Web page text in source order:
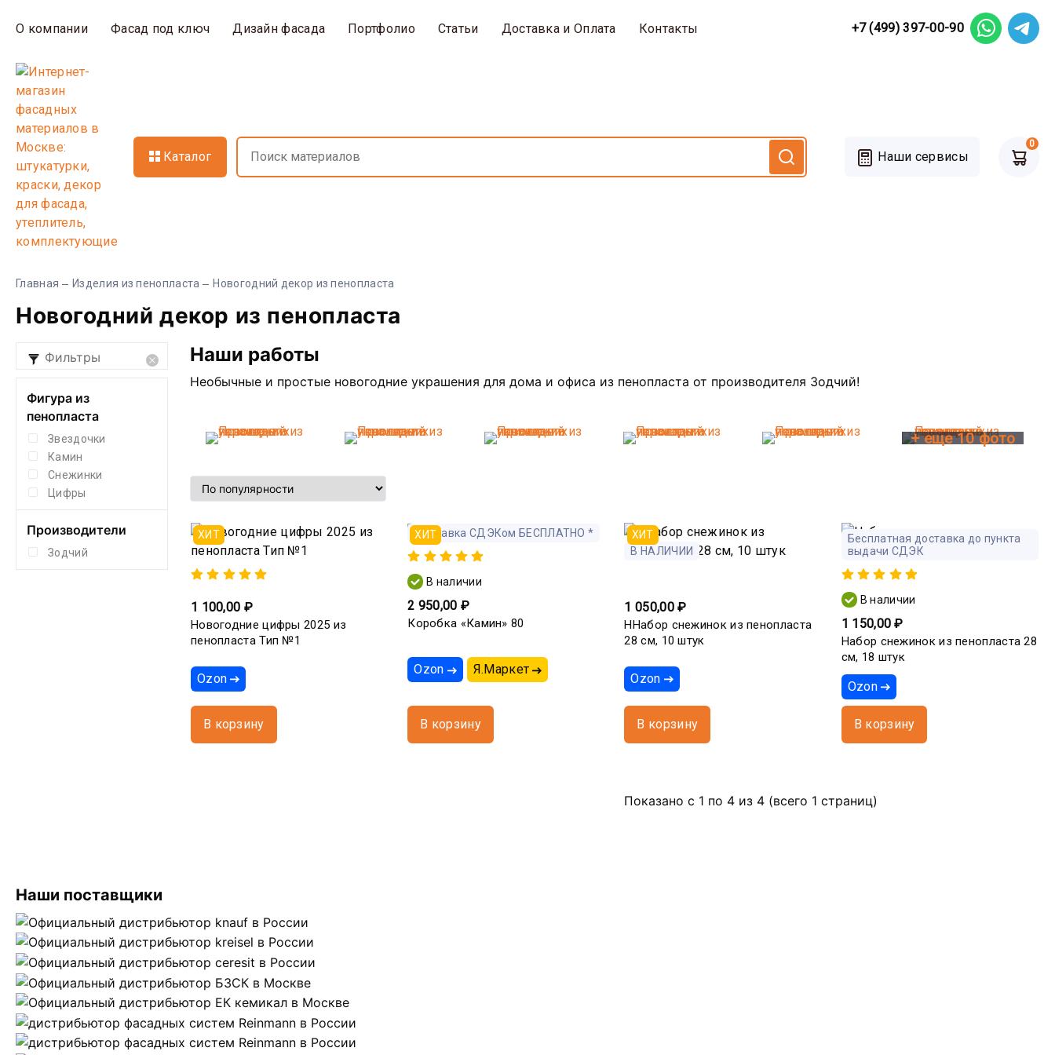
О компании Фасад под ключ Дизайн фасада Портфолио Статьи Доставка и Оплата Контакты +7 (499) 397-00-90
Каталог Наши сервисы
0
Главная Изделия из пенопласта Новогодний декор из пенопласта
Новогодний декор из пенопласта
Фильтры
Фигура из
пенопласта
Звездочки
Камин
Снежинки
Цифры
Производители
Зодчий
Наши работы
Необычные и простые новогодние украшения для дома и офиса из пенопласта от производителя Зодчий!
+ еще 10 фото
ХИТ
1 100,00 ₽
Новогодние цифры 2025 из
пенопласта Тип №1
Ozon
В корзину
ХИТ
Доставка СДЭКом БЕСПЛАТНО *
В наличии
2 950,00 ₽
Коробка «Камин» 80
Ozon Я.Маркет
В корзину
ХИТ
В НАЛИЧИИ
1 050,00 ₽
ННабор снежинок из пенопласта
28 см, 10 штук
Ozon
В корзину
Бесплатная доставка до пункта
выдачи СДЭК
В наличии
1 150,00 ₽
Набор снежинок из пенопласта 28
см, 18 штук
Ozon
В корзину
Показано с 1 по 4 из 4 (всего 1 страниц)
Наши поставщики